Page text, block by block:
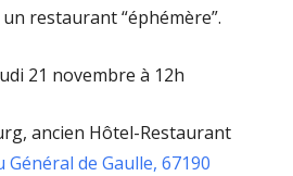
restaurant “éphémère”.
21 novembre à 12h
ancien Hôtel-Restaurant
Général de Gaulle, 67190